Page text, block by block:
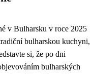
v Bulharsku v roce 2025
bulharskou kuchyni,
si, že po dni
bulharských